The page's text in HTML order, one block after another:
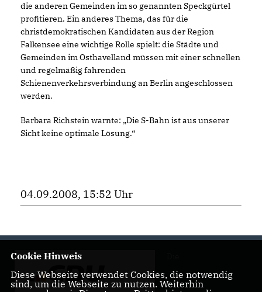
die anderen Gemeinden im so genannten Speckgürtel
profitieren. Ein anderes Thema, das für die
christdemokratischen Kandidaten aus der Region
Falkensee eine wichtige Rolle spielt: die Städte und
Gemeinden im Osthavelland müssen mit einer schnellen
und regelmäßig fahrenden
Schienenverkehrsverbindung an Berlin angeschlossen
werden.
Barbara Richstein warnte: „Die S-Bahn ist aus unserer
Sicht keine optimale Lösung.“
04.09.2008, 15:52 Uhr
Cookie Hinweis
Diese Webseite verwendet Cookies, die notwendig
sind, um die Webseite zu nutzen. Weiterhin